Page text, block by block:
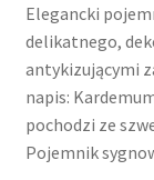
Elegancki
delikatnego,
antykizującymi
napis:
pochodzi ze
Pojemnik